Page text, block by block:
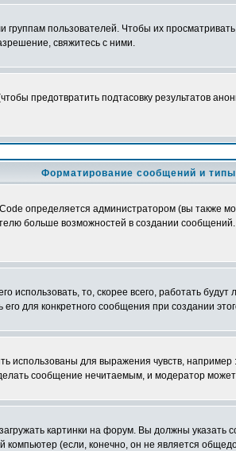
пользователей. Чтобы их
свяжитесь с ними.
предотвратить подтасовку результатов
Форматирование сообщений и
определяется администратором (вы также
больше возможностей в создании
то, скорее всего, работать будут
для конкретного сообщения при создании
использованы для выражения чувств,
сообщение нечитаемым, и модератор
картинки на форум. Вы должны
(если, конечно, он не является